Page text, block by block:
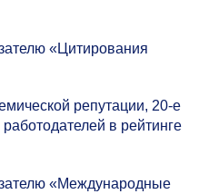
«Цитирования
репутации, 20-е
в рейтинге
«Международные